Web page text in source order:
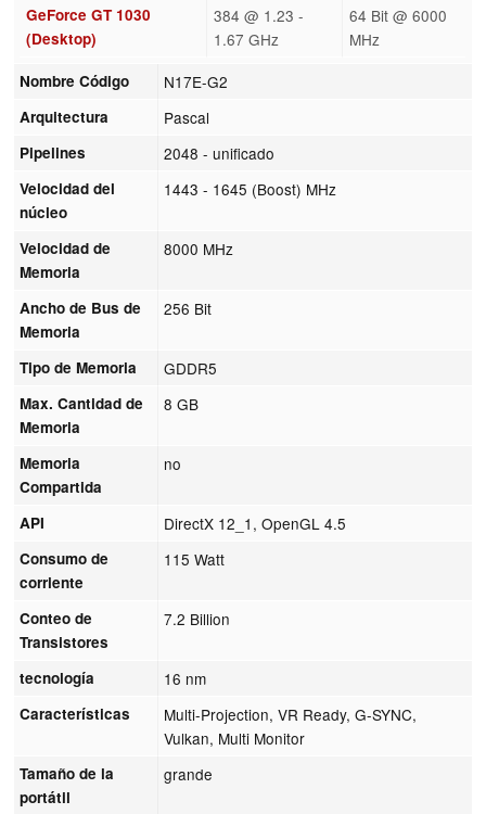
GeForce GT 1030
(Desktop)
384 @ 1.23 -
1.67 GHz
64 Bit @ 6000
MHz
Nombre Código N17E-G2
Arquitectura Pascal
Pipelines 2048 - unificado
Velocidad del
núcleo
1443 - 1645 (Boost) MHz
Velocidad de
Memoria
8000 MHz
Ancho de Bus de
Memoria
256 Bit
Tipo de Memoria GDDR5
Max. Cantidad de
Memoria
8 GB
Memoria
Compartida
no
API DirectX 12_1, OpenGL 4.5
Consumo de
corriente
115 Watt
Conteo de
Transistores
7.2 Billion
tecnología 16 nm
Características
Multi-Projection, VR Ready, G-SYNC,
Vulkan, Multi Monitor
Tamaño de la
portátil
grande